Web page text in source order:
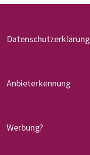
Datenschutzerklärung
Anbieterkennung
Werbung?